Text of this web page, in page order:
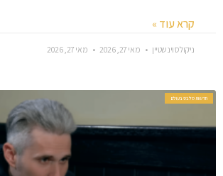
קרא עוד »
ניקולס וינשטיין מאי 27, 2026 מאי 27, 2026
חדשות סלבס בעולם